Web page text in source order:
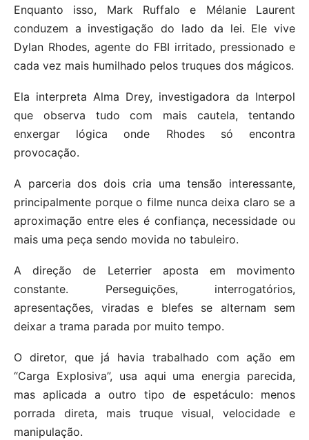
Enquanto isso, Mark Ruffalo e Mélanie Laurent
conduzem a investigação do lado da lei. Ele vive
Dylan Rhodes, agente do FBI irritado, pressionado e
cada vez mais humilhado pelos truques dos mágicos.
Ela interpreta Alma Drey, investigadora da Interpol
que observa tudo com mais cautela, tentando
enxergar lógica onde Rhodes só encontra
provocação.
A parceria dos dois cria uma tensão interessante,
principalmente porque o filme nunca deixa claro se a
aproximação entre eles é confiança, necessidade ou
mais uma peça sendo movida no tabuleiro.
A direção de Leterrier aposta em movimento
constante. Perseguições, interrogatórios,
apresentações, viradas e blefes se alternam sem
deixar a trama parada por muito tempo.
O diretor, que já havia trabalhado com ação em
“Carga Explosiva”, usa aqui uma energia parecida,
mas aplicada a outro tipo de espetáculo: menos
porrada direta, mais truque visual, velocidade e
manipulação.